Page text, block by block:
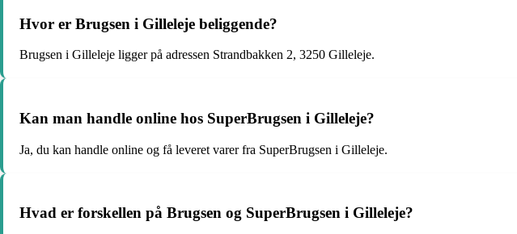
Hvor er Brugsen i Gilleleje beliggende?
Brugsen i Gilleleje ligger på adressen Strandbakken 2, 3250 Gilleleje.
Kan man handle online hos SuperBrugsen i Gilleleje?
Ja, du kan handle online og få leveret varer fra SuperBrugsen i Gilleleje.
Hvad er forskellen på Brugsen og SuperBrugsen i Gilleleje?